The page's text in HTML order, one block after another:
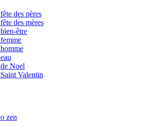
des pères
des mères
être
Noel
Valentin
zen